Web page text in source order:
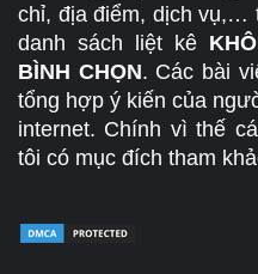
chỉ, địa điểm, dịch vụ,…
danh sách liệt kê
BÌNH CHỌN. Các bài
tổng hợp ý kiến của
internet. Chính vì thế
tôi có mục đích tham